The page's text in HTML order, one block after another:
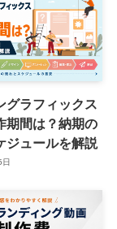
グラフィックス
期間は？納期の
ジュールを解説